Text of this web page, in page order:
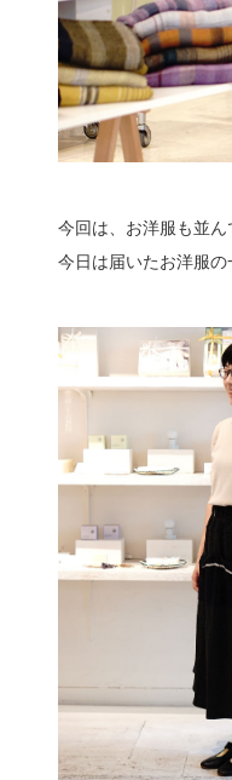
今回は、お洋服も並ん
今日は届いたお洋服の